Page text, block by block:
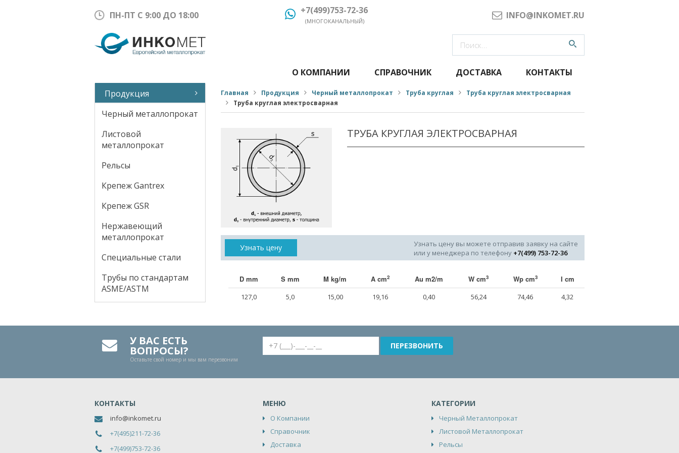
ПН-ПТ С 9:00 ДО 18:00 +7(499)753-72-36
(МНОГОКАНАЛЬНЫЙ)
INFO@INKOMET.RU
Продукция
Черный металлопрокат
Листовой
металлопрокат
Рельсы
Крепеж Gantrex
Крепеж GSR
Нержавеющий
металлопрокат
Специальные стали
Трубы по стандартам
ASME/ASTM
О КОМПАНИИ СПРАВОЧНИК ДОСТАВКА КОНТАКТЫ
Главная Продукция Черный металлопрокат Труба круглая
Труба круглая электросварная
Труба круглая электросварная
ТРУБА КРУГЛАЯ ЭЛЕКТРОСВАРНАЯ
Узнать цену
Узнать цену вы можете отправив заявку на сайте
или у менеджера по телефону +7(499) 753-72-36
D mm S mm M kg/m A cm2 Au m2/m W cm3 Wp cm3 I cm
127,0 5,0 15,00 19,16 0,40 56,24 74,46 4,32
У ВАС ЕСТЬ
ВОПРОСЫ?
Оставьте свой номер и мы вам перезвоним
КОНТАКТЫ
info@inkomet.ru
+7(495)211-72-36
+7(499)753-72-36
МЕНЮ
О Компании
Справочник
Доставка
КАТЕГОРИИ
Черный Металлопрокат
Листовой Металлопрокат
Рельсы